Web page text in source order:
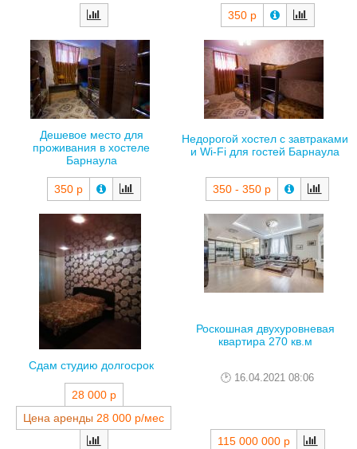
350 р
Дешевое место для
проживания в хостеле
Барнаула
350 р
Недорогой хостел с завтраками
и Wi-Fi для гостей Барнаула
350 - 350 р
Сдам студию долгосрок
28 000 р
Цена аренды 28 000 р/мес
Роскошная двухуровневая
квартира 270 кв.м
16.04.2021 08:06
115 000 000 р